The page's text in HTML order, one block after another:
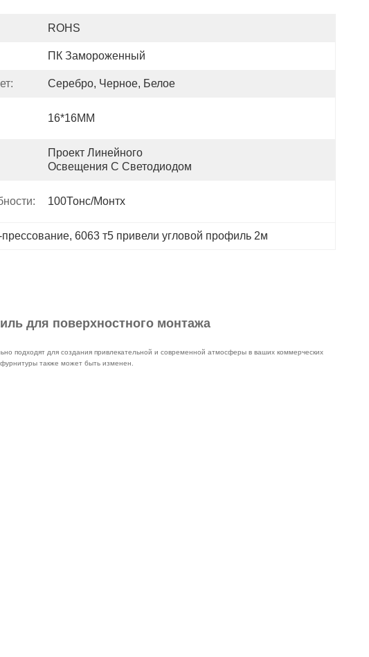
ROHS
ПК Замороженный
Серебро, Черное, Белое
16*16MM
Проект Линейного
Освещения С Светодиодом
100Тонс/Монтх
, 6063 т5 привели угловой профиль 2м
для поверхностного монтажа
подходят для создания привлекательной и современной атмосферы в ваших коммерческих
также может быть изменен.